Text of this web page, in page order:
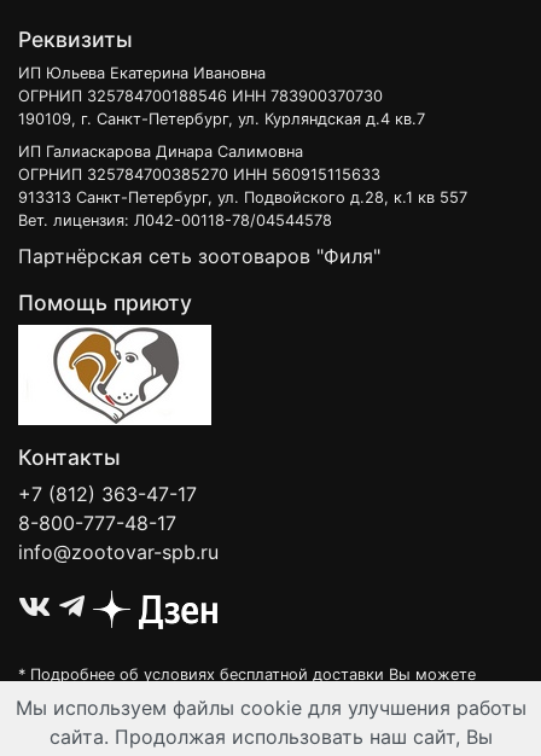
Реквизиты
ИП Юльева Екатерина Ивановна
ОГРНИП 325784700188546 ИНН 783900370730
190109, г. Санкт-Петербург, ул. Курляндская д.4 кв.7
ИП Галиаскарова Динара Салимовна
ОГРНИП 325784700385270 ИНН 560915115633
913313 Санкт-Петербург, ул. Подвойского д.28, к.1 кв 557
Вет. лицензия: Л042-00118-78/04544578
Партнёрская сеть зоотоваров "Филя"
Помощь приюту
Контакты
+7 (812) 363-47-17
8-800-777-48-17
info@zootovar-spb.ru
* Подробнее об условиях бесплатной доставки Вы можете
узнать на нашей
интерактивной карте
Интернет-зоомагазин "Филя". Контент на сайте предназначен для
лиц старше 16 лет. Все данные представленные на сайте
Мы используем файлы cookie для улучшения работы
сайта. Продолжая использовать наш сайт, Вы